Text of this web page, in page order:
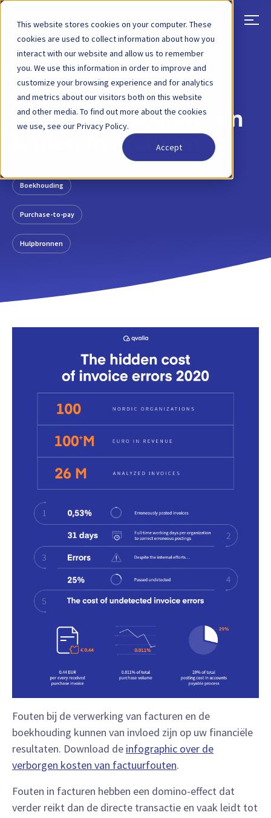
This website stores cookies on your computer. These
cookies are used to collect information about how you
interact with our website and allow us to remember
you. We use this information in order to improve and
customize your browsing experience and for analytics
and metrics about our visitors both on this website
and other media. To find out more about the cookies
we use, see our Privacy Policy.
Accept
TERUG BLOGBERICHT 24 JUNI 2020
[Infographic] De
verborgen kosten van
fouten in facturen
Boekhouding
Purchase-to-pay
Hulpbronnen
Fouten bij de verwerking van facturen en de
boekhouding kunnen van invloed zijn op uw financiële
resultaten. Download de infographic over de
verborgen kosten van factuurfouten.
Fouten in facturen hebben een domino-effect dat
verder reikt dan de directe transactie en vaak leidt tot